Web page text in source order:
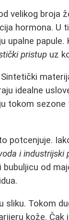
velikog broja
hormona. U
upalne
pristup uz
Sintetički
idealne
tokom
potcenjuje.
i industrijski
od
sliku. Tokom
kože. Čak